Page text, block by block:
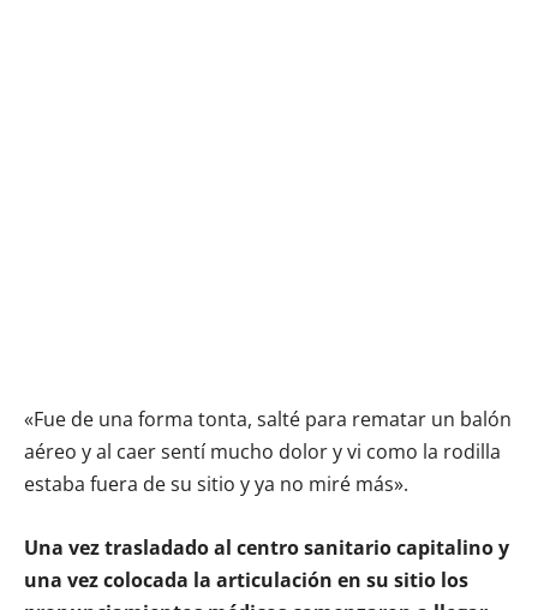
«Fue de una forma tonta, salté para rematar un balón
aéreo y al caer sentí mucho dolor y vi como la rodilla
estaba fuera de su sitio y ya no miré más».
Una vez trasladado al centro sanitario capitalino y
una vez colocada la articulación en su sitio los